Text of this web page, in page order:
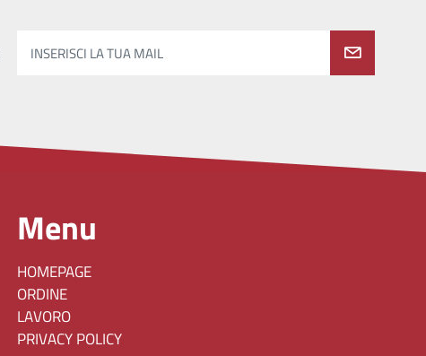
INSERISCI LA TUA MAIL
Menu
HOMEPAGE
ORDINE
LAVORO
PRIVACY POLICY